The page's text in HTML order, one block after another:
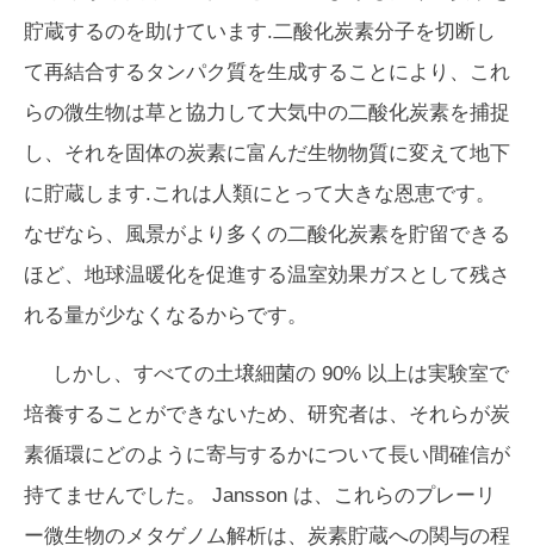
貯蔵するのを助けています.二酸化炭素分子を切断し
て再結合するタンパク質を生成することにより、これ
らの微生物は草と協力して大気中の二酸化炭素を捕捉
し、それを固体の炭素に富んだ生物物質に変えて地下
に貯蔵します.これは人類にとって大きな恩恵です。
なぜなら、風景がより多くの二酸化炭素を貯留できる
ほど、地球温暖化を促進する温室効果ガスとして残さ
れる量が少なくなるからです。
しかし、すべての土壌細菌の 90% 以上は実験室で
培養することができないため、研究者は、それらが炭
素循環にどのように寄与するかについて長い間確信が
持てませんでした。 Jansson は、これらのプレーリ
ー微生物のメタゲノム解析は、炭素貯蔵への関与の程